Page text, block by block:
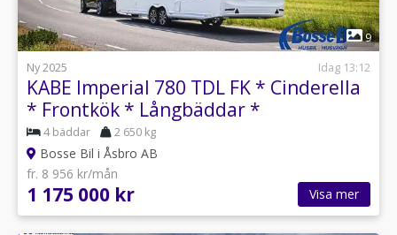
1
9
Ny 2025
Idag 13:12
KABE Imperial 780 TDL FK * Cinderella
* Frontkök * Långbäddar *
4 bäddar 2 650 kg
Bosse Bil i Åsbro AB
fr. 8 956 kr/mån
1 175 000 kr Visa mer